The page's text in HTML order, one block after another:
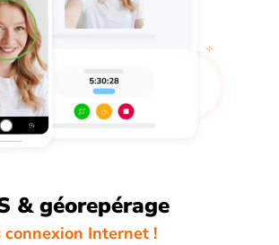
& géorepérage
connexion Internet !